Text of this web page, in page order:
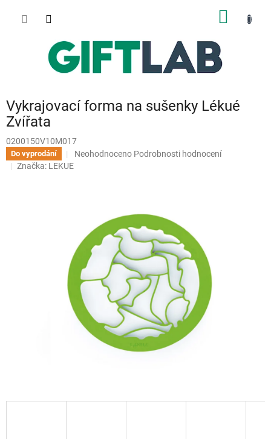
Vykrajovací forma na sušenky Lékué
Zvířata
0200150V10M017
Do vyprodání
Průměrné
hodnocení
hvězdiček.
Neohodnoceno Podrobnosti hodnocení
Značka: LEKUE